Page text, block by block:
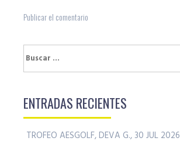
Buscar:
ENTRADAS RECIENTES
TROFEO AESGOLF, DEVA G., 30 JUL 2026